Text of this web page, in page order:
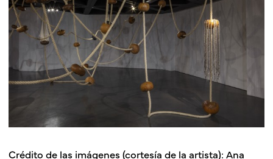
Crédito de las imágenes (cortesía de la artista): Ana